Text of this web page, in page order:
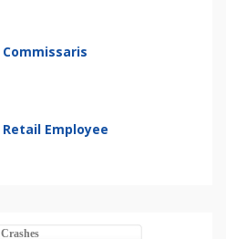
Commissaris
Retail Employee
Crashes